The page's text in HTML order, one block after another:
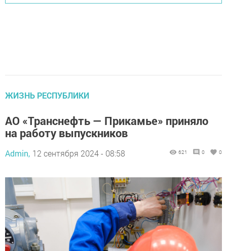
ЖИЗНЬ РЕСПУБЛИКИ
АО «Транснефть — Прикамье» приняло
на работу выпускников
Admin, 12 сентября 2024 - 08:58 621 0 0